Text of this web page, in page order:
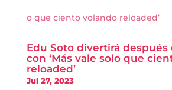
Edu Soto divertirá después
con ‘Más vale solo que
reloaded’
Jul 27, 2023